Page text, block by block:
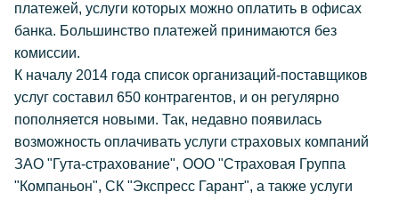
платежей, услуги которых можно оплатить в офисах
банка. Большинство платежей принимаются без
комиссии.
К началу 2014 года список организаций-поставщиков
услуг составил 650 контрагентов, и он регулярно
пополняется новыми. Так, недавно появилась
возможность оплачивать услуги страховых компаний
ЗАО "Гута-страхование", ООО "Страховая Группа
"Компаньон", СК "Экспресс Гарант", а также услуги